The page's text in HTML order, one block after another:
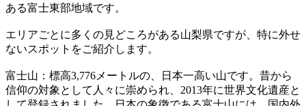
ある富士東部地域です。
エリアごとに多くの見どころがある山梨県ですが、特に外せ
ないスポットをご紹介します。
富士山：標高3,776メートルの、日本一高い山です。昔から
信仰の対象として人々に崇められ、2013年に世界文化遺産と